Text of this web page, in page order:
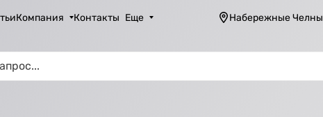
Компания Контакты Еще Набережные Челны